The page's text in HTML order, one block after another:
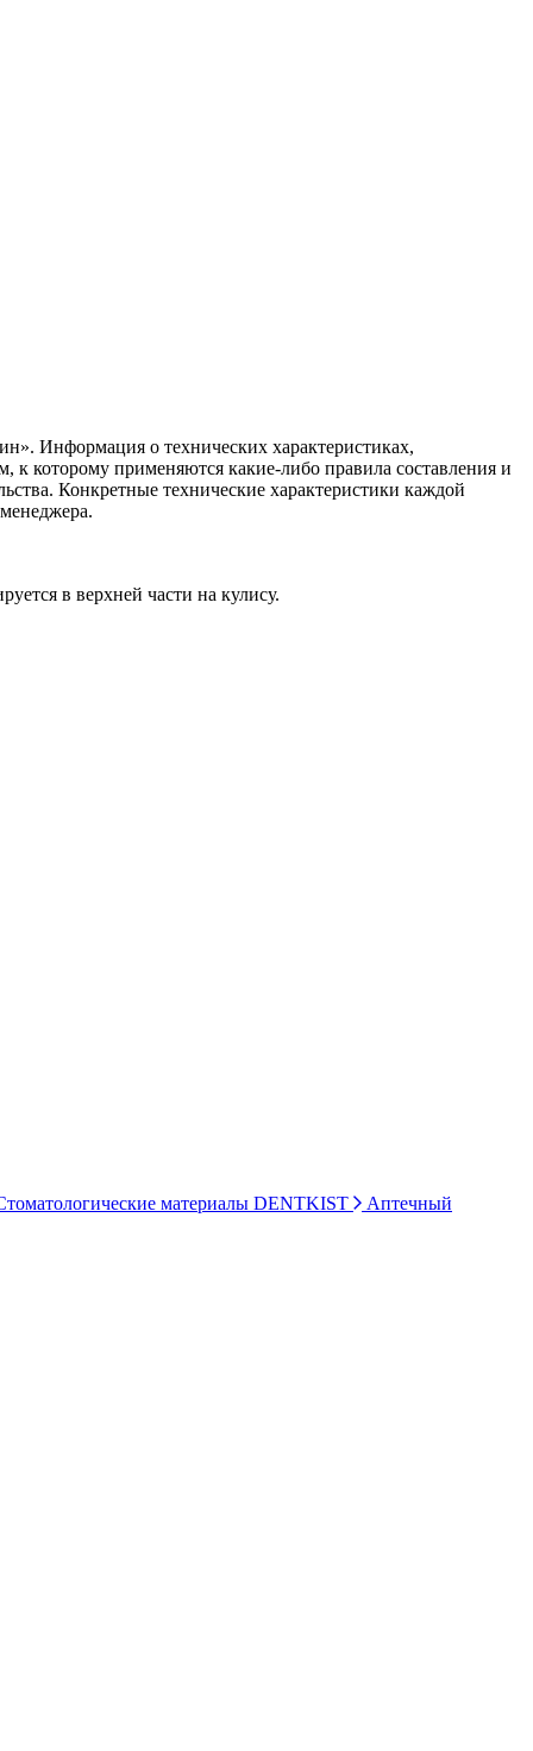
Информация о технических характеристиках,
к которому применяются какие-либо правила составления и
Конкретные технические характеристики каждой
в верхней части на кулису.
материалы DENTKIST
Аптечный